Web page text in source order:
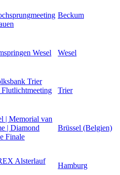
Beckum
Wesel Wesel
Trier
Trier
| Memorial van
| Diamond
Finale
Brüssel (Belgien)
Alsterlauf
Hamburg